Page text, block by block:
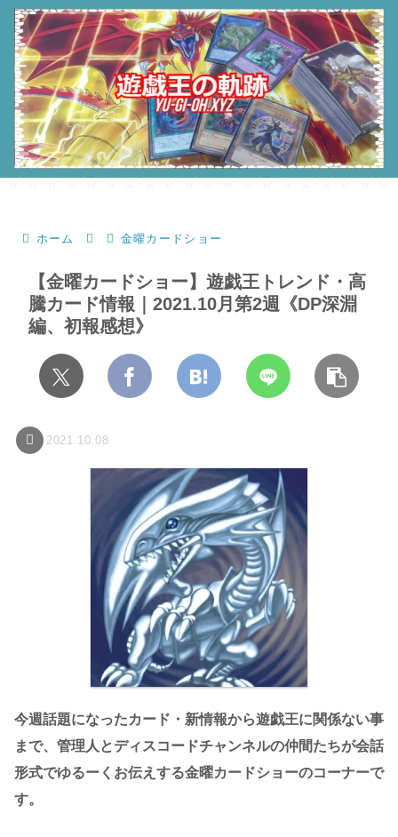
ホーム 金曜カードショー
【金曜カードショー】遊戯王トレンド・高
騰カード情報｜2021.10月第2週《DP深淵
編、初報感想》
2021.10.08
今週話題になったカード・新情報から遊戯王に関係ない事
まで、管理人とディスコードチャンネルの仲間たちが会話
形式でゆるーくお伝えする金曜カードショーのコーナーで
す。